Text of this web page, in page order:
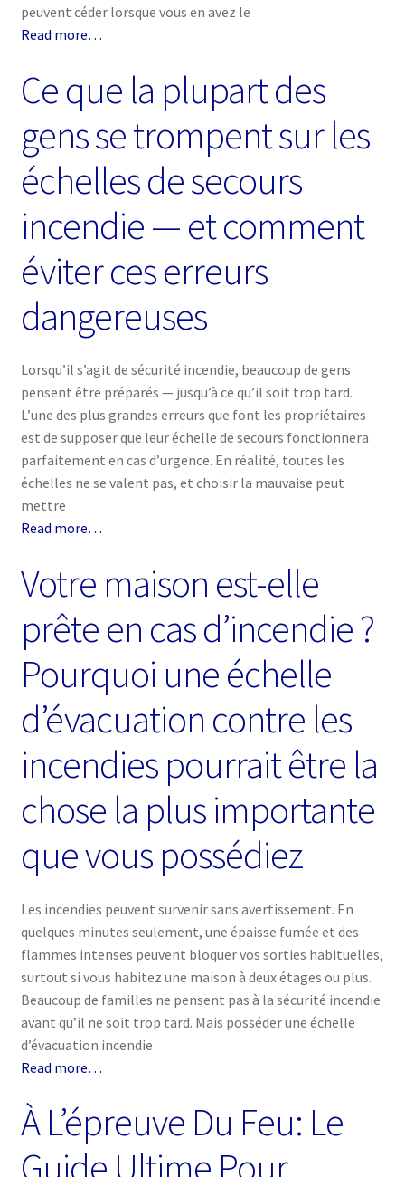
peuvent céder lorsque vous en avez le
Read more…
Ce que la plupart des
gens se trompent sur les
échelles de secours
incendie — et comment
éviter ces erreurs
dangereuses
Lorsqu’il s’agit de sécurité incendie, beaucoup de gens
pensent être préparés — jusqu’à ce qu’il soit trop tard.
L’une des plus grandes erreurs que font les propriétaires
est de supposer que leur échelle de secours fonctionnera
parfaitement en cas d’urgence. En réalité, toutes les
échelles ne se valent pas, et choisir la mauvaise peut
mettre
Read more…
Votre maison est-elle
prête en cas d’incendie ?
Pourquoi une échelle
d’évacuation contre les
incendies pourrait être la
chose la plus importante
que vous possédiez
Les incendies peuvent survenir sans avertissement. En
quelques minutes seulement, une épaisse fumée et des
flammes intenses peuvent bloquer vos sorties habituelles,
surtout si vous habitez une maison à deux étages ou plus.
Beaucoup de familles ne pensent pas à la sécurité incendie
avant qu’il ne soit trop tard. Mais posséder une échelle
d’évacuation incendie
Read more…
À L’épreuve Du Feu: Le
Guide Ultime Pour